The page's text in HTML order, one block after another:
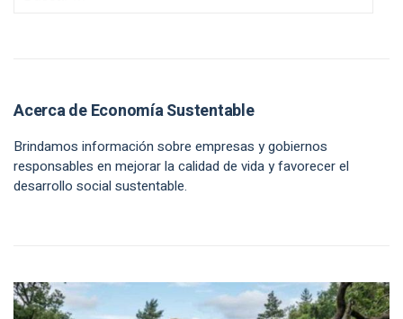
Acerca de Economía Sustentable
Brindamos información sobre empresas y gobiernos
responsables en mejorar la calidad de vida y favorecer el
desarrollo social sustentable.